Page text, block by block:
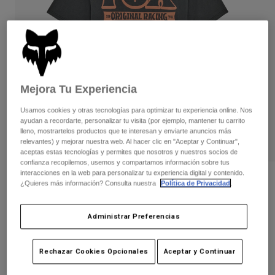
Pantalones largos
Pantalones cortos
Chaquetas y chalecos
Guantes
Protecciones
Gafas de protección
Calcetines
Recambios
Pantalones
Guantes
Gafas de protección
Calcetines
Recambios
Camisas
Ver todo
Mujer
Camisetas y tops
Sudaderas
Chaquetas
Pantalones
Niños
Protecciones
Gafas de Protección
Calcetines
Ver todo
Moto
Cascos
Camisetas
Pantalones
Botas
Guantes
Gafas de Protección
Opiniones
Camiseta Premium de Banner
N.º de artículo36467
Mejora Tu Experiencia
Usamos cookies y otras tecnologías para optimizar tu experiencia online. Nos
ayudan a recordarte, personalizar tu visita (por ejemplo, mantener tu carrito
lleno, mostrartelos productos que te interesan y enviarte anuncios más
relevantes) y mejorar nuestra web. Al hacer clic en "Aceptar y Continuar",
aceptas estas tecnologías y permites que nosotros y nuestros socios de
confianza recopilemos, usemos y compartamos información sobre tus
interacciones en la web para personalizar tu experiencia digital y contenido.
¿Quieres más información? Consulta nuestra
Política de Privacidad.
Administrar Preferencias
Rechazar Cookies Opcionales Aceptar y Continuar